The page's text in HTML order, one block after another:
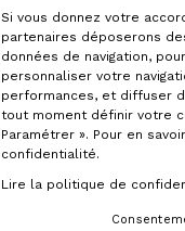
Plateforme
Si vous donnez votre
partenaires déposerons
données de navigation,
personnaliser votre
performances, et diffuser
tout moment définir votre
Paramétrer ». Pour en
confidentialité.
Lire la politique de